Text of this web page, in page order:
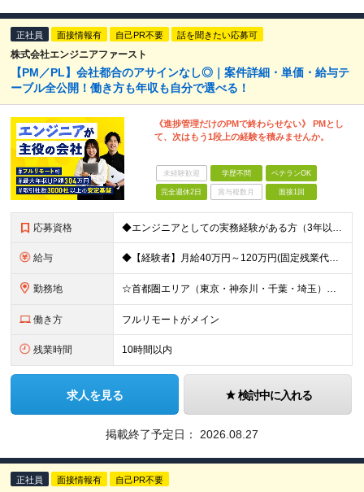
正社員 面接情報有 自己PR不要 話を聞きたい応募可
株式会社エンジニアファースト
【PM／PL】会社都合のアサインなし◎｜案件詳細・単価・給与テ
ーブル全公開！働き方も年収も自分で選べる！
《進捗管理だけのPMで終わらせない》 PMとし
て、次はもう1段上の経験を積みませんか。
未経験歓迎 学歴不問 ベテランOK
完全週休2日 賞与複数月 面接1回
応募資格 ◆エンジニアとしての実務経験がある方（3年以上） └システムやアプリの設計・開発、インフラ設計・構築の経験のある方を想定 ◆マネジメント経験は不問 ◆学歴不問／ブランクOK 【こんな方も歓迎です！】
給与 ◆【経験者】月給40万円～120万円(固定残業代含む)+各種手当 ※月30時間（76,000円～）の固定残業代を含みます。 ※上記を超える時間外労働分は追加で支給。 ※6ヶ月の試用期間あり（条件に変動
勤務地 ☆首都圏エリア（東京・神奈川・千葉・埼玉）・名古屋・大阪・福岡を中心とした全国各地のプロジェクト先に参画いただきます。 ※希望をヒアリングした上で決定します ☆全国各地からフルリモートOK 【本社】
働き方 フルリモートがメイン
残業時間 10時間以内
求人を見る 検討中に入れる
掲載終了予定日： 2026.08.27
正社員 面接情報有 自己PR不要